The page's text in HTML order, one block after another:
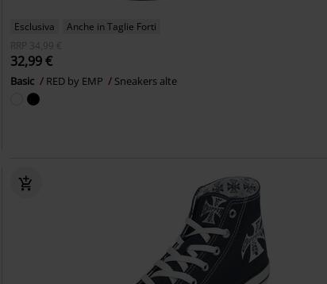
Esclusiva
Anche in Taglie Forti
RRP
34,99 €
32,99 €
Basic RED by EMP Sneakers alte